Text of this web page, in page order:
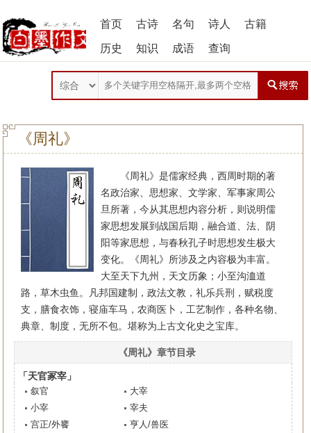
首页 古诗 名句 诗人 古籍
历史 知识 成语 查询
《周礼》
《周礼》是儒家经典，西周时期的著
名政治家、思想家、文学家、军事家周公
旦所著，今从其思想内容分析，则说明儒
家思想发展到战国后期，融合道、法、阴
阳等家思想，与春秋孔子时思想发生极大
变化。《周礼》所涉及之内容极为丰富。
大至天下九州，天文历象；小至沟洫道
路，草木虫鱼。凡邦国建制，政法文教，礼乐兵刑，赋税度
支，膳食衣饰，寝庙车马，农商医卜，工艺制作，各种名物、
典章、制度，无所不包。堪称为上古文化史之宝库。
《周礼》章节目录
「天官冢宰」
叙官
大宰
小宰
宰夫
宫正/外饔
亨人/兽医